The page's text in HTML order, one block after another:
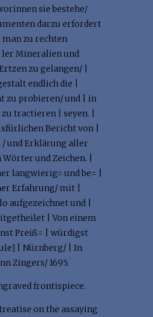
sie bestehe/
darzu erfordert
zu rechten
ler Mineralien und
zu gelangen/ |
endlich die |
zu probieren/ und | in
tractieren | seyen. |
Bericht von |
/ und Erklärung aller
und Zeichen. |
langwierig= und be= |
Erfahrung/ mit |
aufgezeichnet und |
| Von einem
Preiß= | würdigst
| Nürnberg/ | In
Zingers/ 1695.
frontispiece.
on the assaying